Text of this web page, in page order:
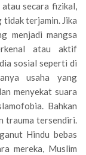
secara fizikal,
tidak terjamin. Jika
menjadi mangsa
atau aktif
sosial seperti di
usaha yang
menyekat suara
Bahkan
trauma tersendiri.
Hindu bebas
mereka, Muslim